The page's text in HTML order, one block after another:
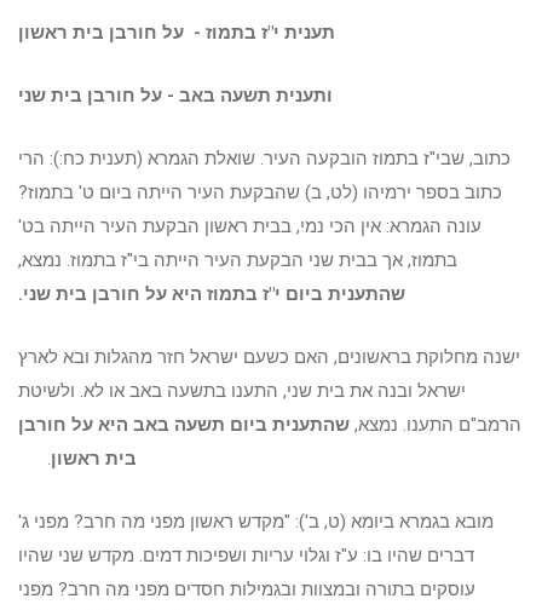
תענית י"ז בתמוז - על חורבן בית ראשון
ותענית תשעה באב - על חורבן בית שני
כתוב, שבי"ז בתמוז הובקעה העיר. שואלת הגמרא (תענית כח:): הרי
כתוב בספר ירמיהו (לט, ב) שהבקעת העיר הייתה ביום ט' בתמוז?
עונה הגמרא: אין הכי נמי, בבית ראשון הבקעת העיר הייתה בט'
בתמוז, אך בבית שני הבקעת העיר הייתה בי"ז בתמוז. נמצא,
שהתענית ביום י"ז בתמוז היא על חורבן בית שני.
ישנה מחלוקת בראשונים, האם כשעם ישראל חזר מהגלות ובא לארץ
ישראל ובנה את בית שני, התענו בתשעה באב או לא. ולשיטת
הרמב"ם התענו. נמצא, שהתענית ביום תשעה באב היא על חורבן
בית ראשון.
מובא בגמרא ביומא (ט, ב'): "מקדש ראשון מפני מה חרב? מפני ג'
דברים שהיו בו: ע"ז וגלוי עריות ושפיכות דמים. מקדש שני שהיו
עוסקים בתורה ובמצוות ובגמילות חסדים מפני מה חרב? מפני